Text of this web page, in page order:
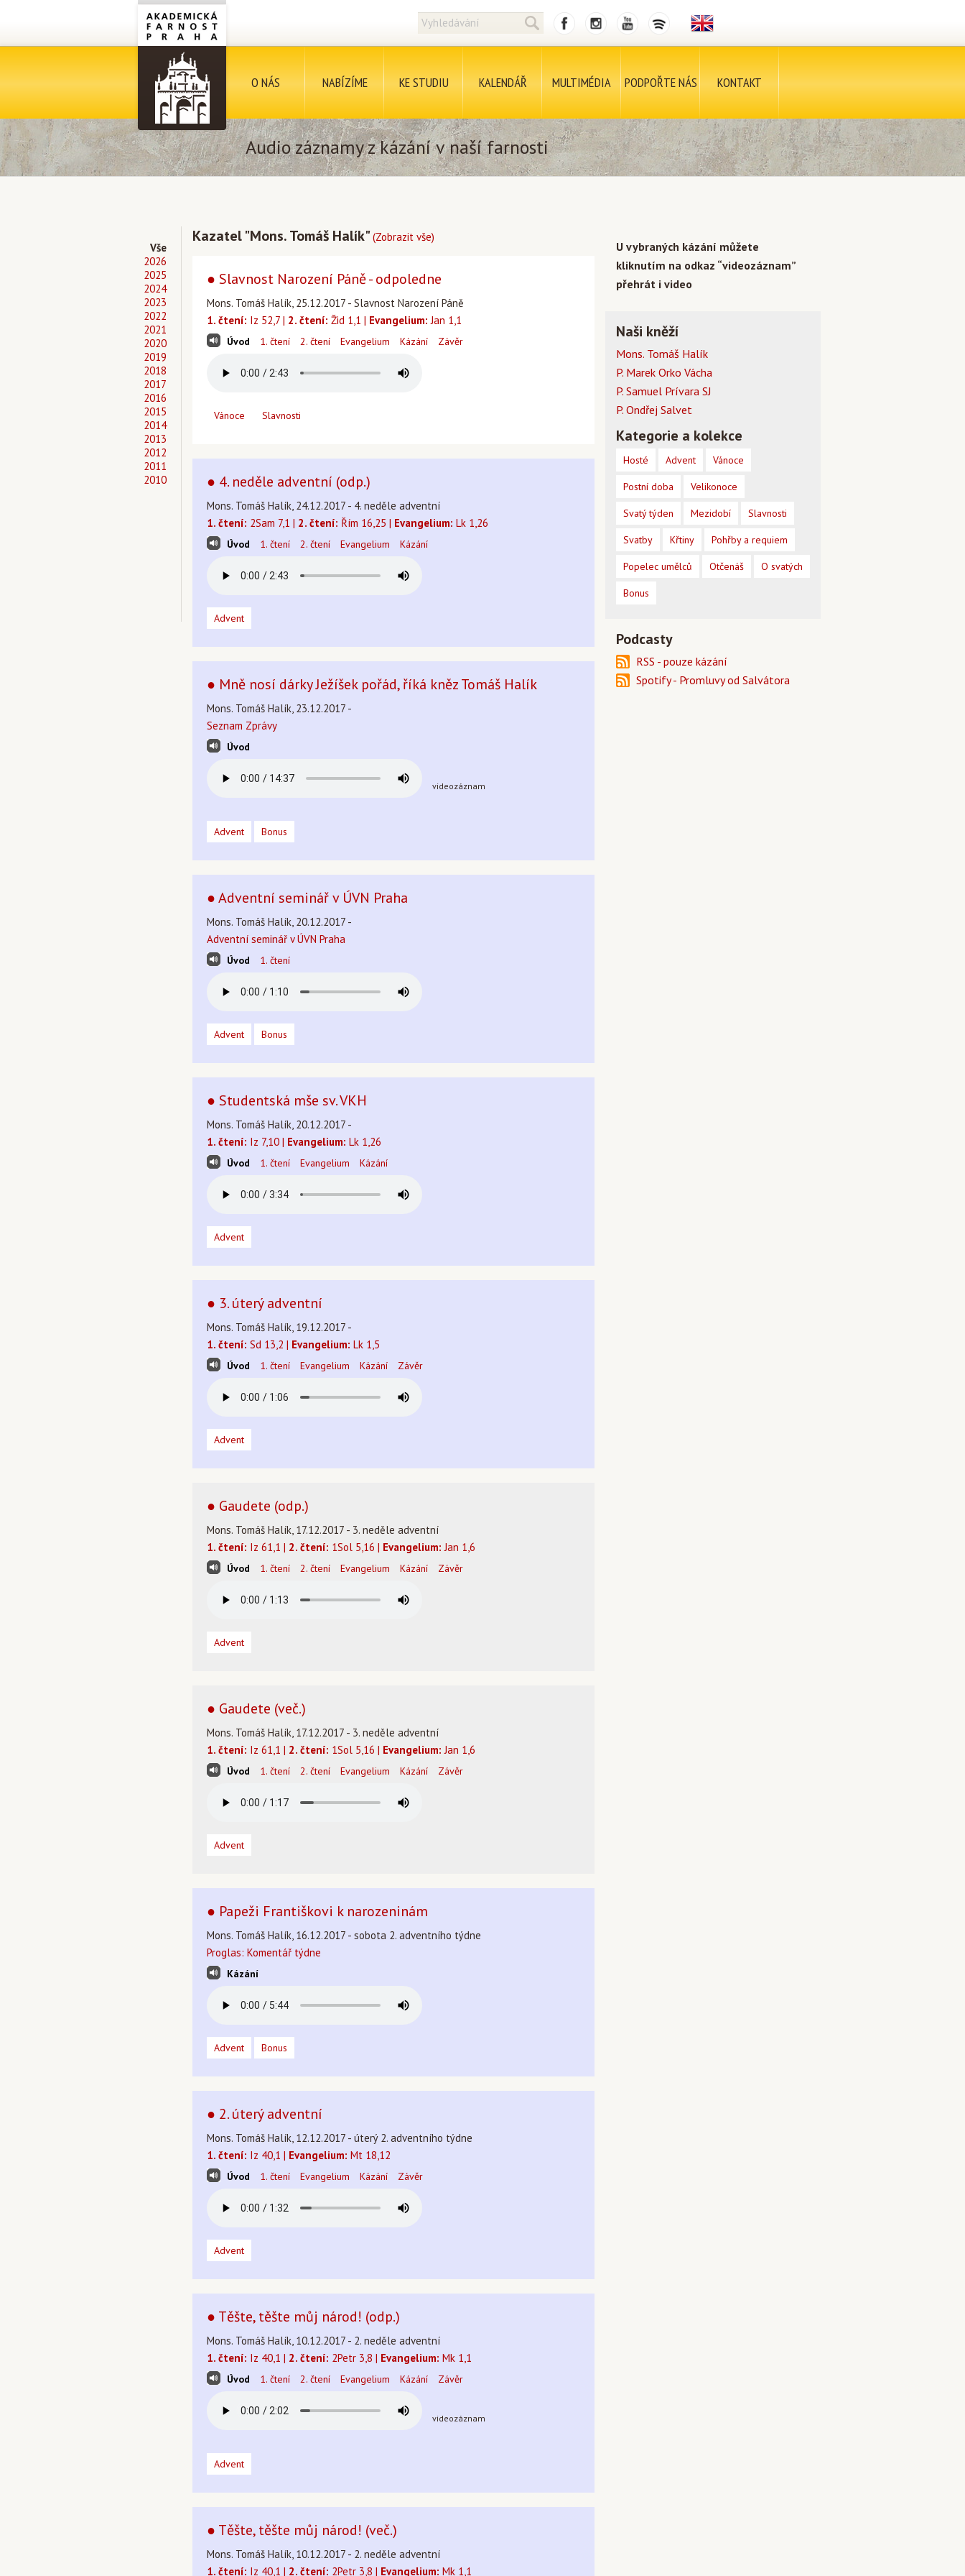
O NÁS NABÍZÍME KE STUDIU KALENDÁŘ MULTIMÉDIA PODPOŘTE NÁS KONTAKT
Audio záznamy z kázání v naší farnosti
Vše
2026
2025
2024
2023
2022
2021
2020
2019
2018
2017
2016
2015
2014
2013
2012
2011
2010
Kazatel "Mons. Tomáš Halík"(Zobrazit vše)
● Slavnost Narození Páně - odpoledne
Mons. Tomáš Halík, 25.12.2017 - Slavnost Narození Páně
1. čtení: Iz 52,7 | 2. čtení: Žid 1,1 | Evangelium: Jan 1,1
Úvod 1. čtení 2. čtení Evangelium Kázání Závěr
Vánoce Slavnosti
● 4. neděle adventní (odp.)
Mons. Tomáš Halík, 24.12.2017 - 4. neděle adventní
1. čtení: 2Sam 7,1 | 2. čtení: Řím 16,25 | Evangelium: Lk 1,26
Úvod 1. čtení 2. čtení Evangelium Kázání
Advent
● Mně nosí dárky Ježíšek pořád, říká kněz Tomáš Halík
Mons. Tomáš Halík, 23.12.2017 -
Seznam Zprávy
Úvod
videozáznam
Advent Bonus
● Adventní seminář v ÚVN Praha
Mons. Tomáš Halík, 20.12.2017 -
Adventní seminář v ÚVN Praha
Úvod 1. čtení
Advent Bonus
● Studentská mše sv. VKH
Mons. Tomáš Halík, 20.12.2017 -
1. čtení: Iz 7,10 | Evangelium: Lk 1,26
Úvod 1. čtení Evangelium Kázání
Advent
● 3. úterý adventní
Mons. Tomáš Halík, 19.12.2017 -
1. čtení: Sd 13,2 | Evangelium: Lk 1,5
Úvod 1. čtení Evangelium Kázání Závěr
Advent
● Gaudete (odp.)
Mons. Tomáš Halík, 17.12.2017 - 3. neděle adventní
1. čtení: Iz 61,1 | 2. čtení: 1Sol 5,16 | Evangelium: Jan 1,6
Úvod 1. čtení 2. čtení Evangelium Kázání Závěr
Advent
● Gaudete (več.)
Mons. Tomáš Halík, 17.12.2017 - 3. neděle adventní
1. čtení: Iz 61,1 | 2. čtení: 1Sol 5,16 | Evangelium: Jan 1,6
Úvod 1. čtení 2. čtení Evangelium Kázání Závěr
Advent
● Papeži Františkovi k narozeninám
Mons. Tomáš Halík, 16.12.2017 - sobota 2. adventního týdne
Proglas: Komentář týdne
Kázání
Advent Bonus
● 2. úterý adventní
Mons. Tomáš Halík, 12.12.2017 - úterý 2. adventního týdne
1. čtení: Iz 40,1 | Evangelium: Mt 18,12
Úvod 1. čtení Evangelium Kázání Závěr
Advent
● Těšte, těšte můj národ! (odp.)
Mons. Tomáš Halík, 10.12.2017 - 2. neděle adventní
1. čtení: Iz 40,1 | 2. čtení: 2Petr 3,8 | Evangelium: Mk 1,1
Úvod 1. čtení 2. čtení Evangelium Kázání Závěr
videozáznam
Advent
● Těšte, těšte můj národ! (več.)
Mons. Tomáš Halík, 10.12.2017 - 2. neděle adventní
1. čtení: Iz 40,1 | 2. čtení: 2Petr 3,8 | Evangelium: Mk 1,1
U vybraných kázání můžete
kliknutím na odkaz “videozáznam”
přehrát i video
Naši kněží
Mons. Tomáš Halík
P. Marek Orko Vácha
P. Samuel Prívara SJ
P. Ondřej Salvet
Kategorie a kolekce
Hosté Advent Vánoce
Postní doba Velikonoce
Svatý týden Mezidobí Slavnosti
Svatby Křtiny Pohřby a requiem
Popelec umělců Otčenáš O svatých
Bonus
Podcasty
RSS - pouze kázání
Spotify - Promluvy od Salvátora